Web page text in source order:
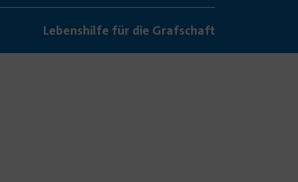
Lebenshilfe für die Grafschaft